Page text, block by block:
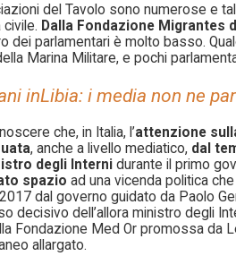
del Tavolo sono numerose e
Dalla Fondazione Migrantes
dei parlamentari è molto basso.
Marina Militare, e pochi
inLibia: i media non ne
che, in Italia, l’attenzione
, anche a livello mediatico, dal
degli Interni durante il primo
spazio ad una vicenda politica
2017 dal governo guidato da Paolo
decisivo dell’allora ministro degli
Fondazione Med Or promossa da
allargato.